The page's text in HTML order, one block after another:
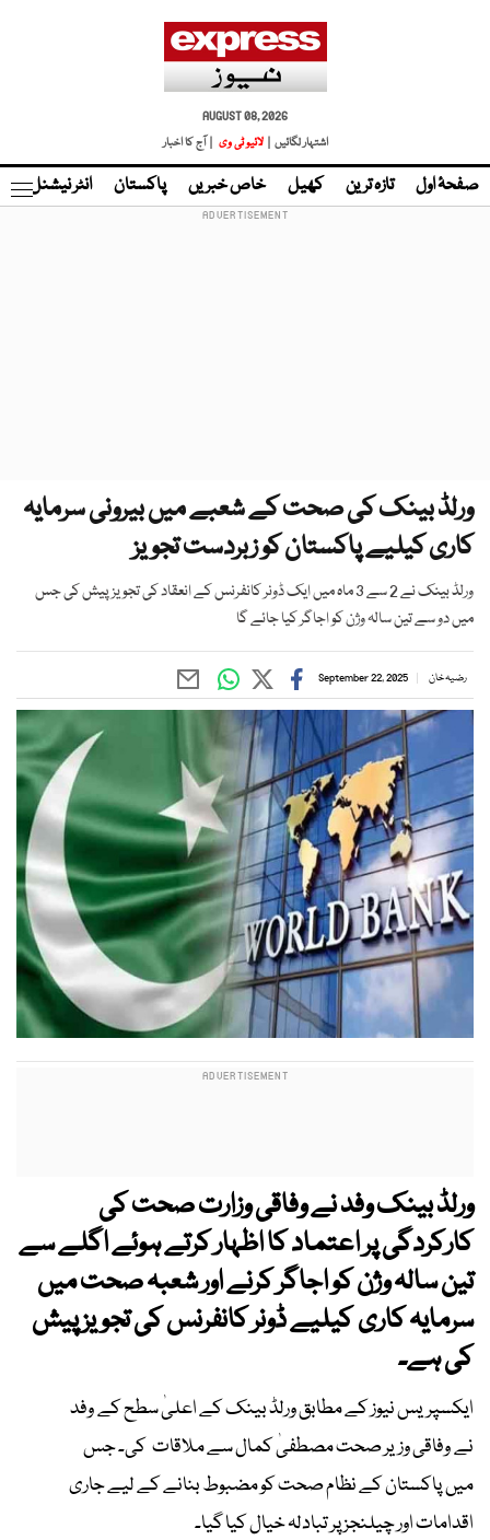
AUGUST 08, 2026
اشتہار لگائیں |
لائیو ٹی وی | آج کا اخبار
صفحۂ اول تازہ ترین کھیل خاص خبریں پاکستان انٹر نیشنل
ورلڈ بینک کی صحت کے شعبے میں بیرونی سرمایہ
کاری کیلیے پاکستان کو زبردست تجویز
ورلڈ بینک نے 2 سے 3 ماہ میں ایک ڈونر کانفرنس کے انعقاد کی تجویز پیش کی جس
میں دو سے تین سالہ وژن کو اجاگر کیا جائے گا
رضیہ خان September 22, 2025
ورلڈ بینک وفد نے وفاقی وزارت صحت کی
کارکردگی پر اعتماد کا اظہار کرتے ہوئے اگلے سے
تین سالہ وژن کو اجاگر کرنے اور شعبہ صحت میں
سرمایہ کاری کیلیے ڈونر کانفرنس کی تجویز پیش
کی ہے۔
ایکسپریس نیوز کے مطابق ورلڈ بینک کے اعلیٰ سطح کے وفد
نے وفاقی وزیر صحت مصطفیٰ کمال سے ملاقات کی۔ جس
میں پاکستان کے نظام صحت کو مضبوط بنانے کے لیے جاری
اقدامات اور چیلنجز پر تبادلہ خیال کیا گیا۔